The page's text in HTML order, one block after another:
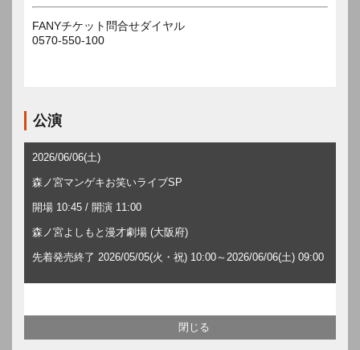
FANYチケット問合せダイヤル
0570-550-100
公演
2026/06/06(土)
森ノ宮マンゲキお笑いライブSP
開場 10:45 / 開演 11:00
森ノ宮よしもと漫才劇場 (大阪府)
先着発売終了 2026/05/05(火・祝) 10:00～2026/06/06(土) 09:00